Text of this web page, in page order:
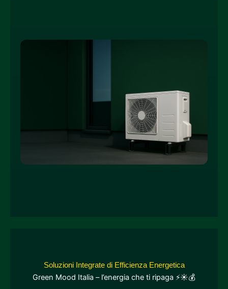
Soluzioni Integrate di Efficienza Energetica
Green Mood Italia – l’energia che ti ripaga ⚡☀️💰